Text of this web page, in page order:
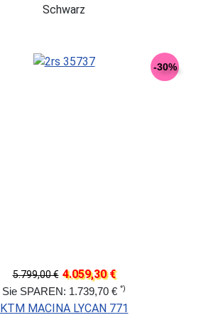
Schwarz
-30%
5.799,00 € 4.059,30 €
Sie SPAREN: 1.739,70 € *)
KTM MACINA LYCAN 771